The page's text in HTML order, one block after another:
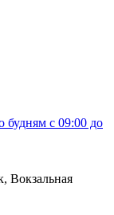
будням c 09:00 до
Вокзальная